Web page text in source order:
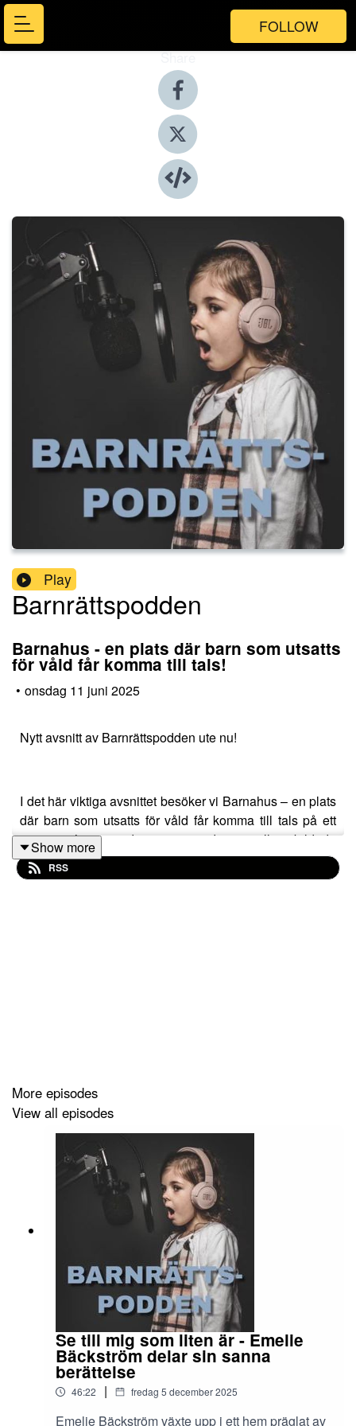
FOLLOW
Share
Play
Barnrättspodden
Barnahus - en plats där barn som utsatts
för våld får komma till tals!
• onsdag 11 juni 2025
Nytt avsnitt av Barnrättspodden ute nu!
I det här viktiga avsnittet besöker vi Barnahus – en plats
där barn som utsatts för våld får komma till tals på ett
tryggt och samordnat sätt med speciellt utbildade
personer. Vi träffar Anna Peterson, socialsekreterare
och en av de engagerade personerna som varje dag
Show more
RSS
More episodes
View all episodes
Se till mig som liten är - Emelie
Bäckström delar sin sanna
berättelse
46:22 | fredag 5 december 2025
Emelie Bäckström växte upp i ett hem präglat av